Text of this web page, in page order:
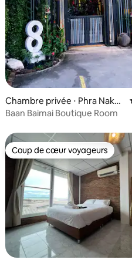
Chambre privée ⋅ Phra Nakho
n Si Ayutthaya District
Baan Baimai Boutique Room
sur la base de 40
Coup de cœur voyageurs
Coup de cœur voyageurs